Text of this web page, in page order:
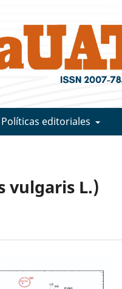
Políticas editoriales
vulgaris L.)